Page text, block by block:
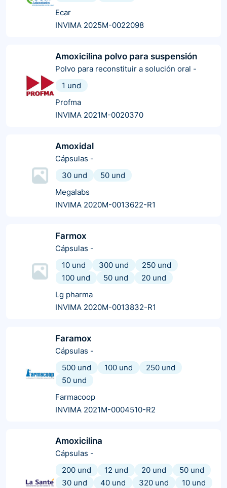
Ecar
INVIMA 2025M-0022098
Amoxicilina polvo para suspensión
Polvo para reconstituir a solución oral -
1 und
Profma
INVIMA 2021M-0020370
Amoxidal
Cápsulas -
30 und
50 und
Megalabs
INVIMA 2020M-0013622-R1
Farmox
Cápsulas -
10 und
300 und
250 und
100 und
50 und
20 und
Lg pharma
INVIMA 2020M-0013832-R1
Faramox
Cápsulas -
500 und
100 und
250 und
50 und
Farmacoop
INVIMA 2021M-0004510-R2
Amoxicilina
Cápsulas -
200 und
12 und 20 und
50 und
30 und
40 und 320 und
10 und